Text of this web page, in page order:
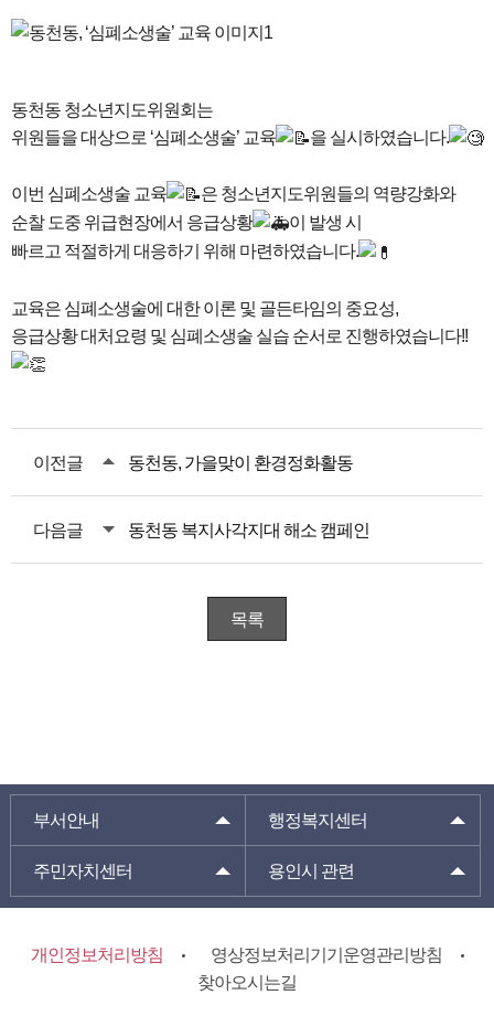
동천동 청소년지도위원회는
위원들을 대상으로 ‘심폐소생술’ 교육
을 실시하였습니다.
이번 심폐소생술 교육
은 청소년지도위원들의 역량강화와
순찰 도중 위급현장에서 응급상황
이 발생 시
빠르고 적절하게 대응하기 위해 마련하였습니다.
교육은 심폐소생술에 대한 이론 및 골든타임의 중요성,
응급상황 대처요령 및 심폐소생술 실습 순서로 진행하였습니다!!
이전글 동천동, 가을맞이 환경정화활동
다음글 동천동 복지사각지대 해소 캠페인
목록
부서안내 행정복지센터
주민자치센터 용인시 관련
개인정보처리방침
영상정보처리기기운영관리방침
찾아오시는길